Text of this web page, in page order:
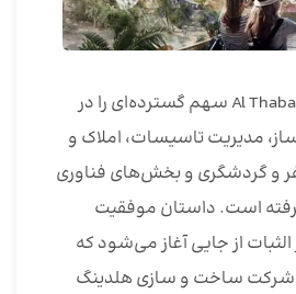
امروزه Al Thabat Holding LLC سهم گسترده‌ای را در
مدیریت تاسیسات، املاک و
و گردشگری و بخش‌های فناوری
است. داستان موفقیت
از جایی آغاز می‌شود که
شرکت ساخت و سازی هلدینگ